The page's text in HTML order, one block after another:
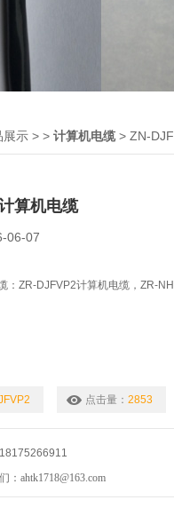
展示 > > 计算机电缆> ZN-
算机电缆
06-07
：ZR-DJFVP2计算机电缆，ZR-
点击量： 2853
：ahtk1718@163.com